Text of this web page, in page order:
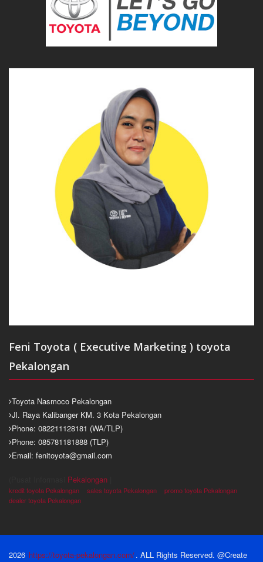
Feni Toyota ( Executive Marketing ) toyota
Pekalongan
Toyota Nasmoco Pekalongan
Jl. Raya Kalibanger KM. 3 Kota Pekalongan
Phone: 082211128181 (WA/TLP)
Phone: 085781181888 (TLP)
Email: fenitoyota@gmail.com
Pekalongan
kredit toyota Pekalongan sales toyota Pekalongan
promo toyota Pekalongan
dealer toyota Pekalongan
2026 https://toyota-pekalongan.com/. ALL Rights Reserved. @Create